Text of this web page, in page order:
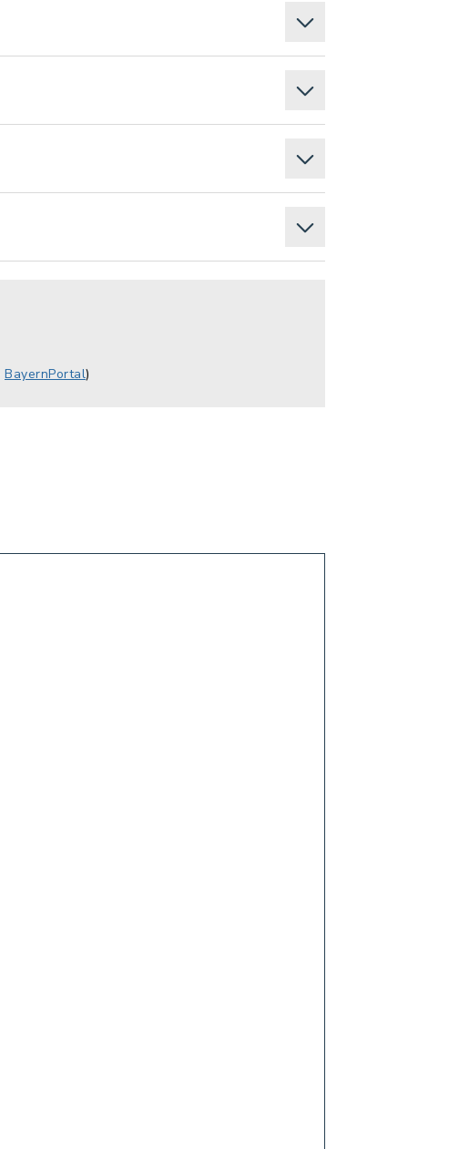
BayernPortal)